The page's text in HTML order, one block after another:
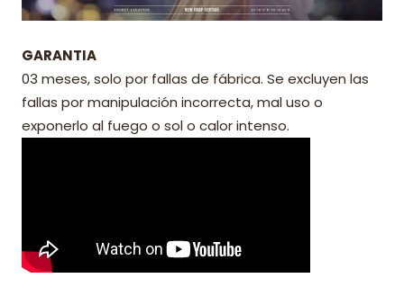
GARANTIA
03 meses, solo por fallas de fábrica. Se excluyen las
fallas por manipulación incorrecta, mal uso o
exponerlo al fuego o sol o calor intenso.